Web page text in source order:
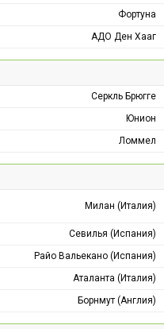
Фортуна
АДО Ден Хааг
Серкль Брюгге
Юнион
Ломмел
Милан (Италия)
Севилья (Испания)
Райо Вальекано (Испания)
Аталанта (Италия)
Борнмут (Англия)